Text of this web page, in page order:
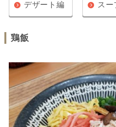
デザート編 スー
鶏飯